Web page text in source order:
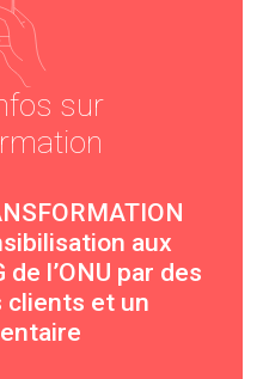
sur
aux
l’ONU par des
clients et un